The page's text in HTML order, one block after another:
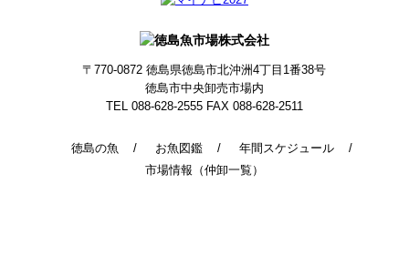
徳島の魚 お魚図鑑
年間スケジュール
市場情報（仲卸一覧）
〒770-0872徳島県徳島市北沖洲4丁目1番38号
徳島市中央卸売市場内
TEL 088-628-2555 FAX 088-628-2511